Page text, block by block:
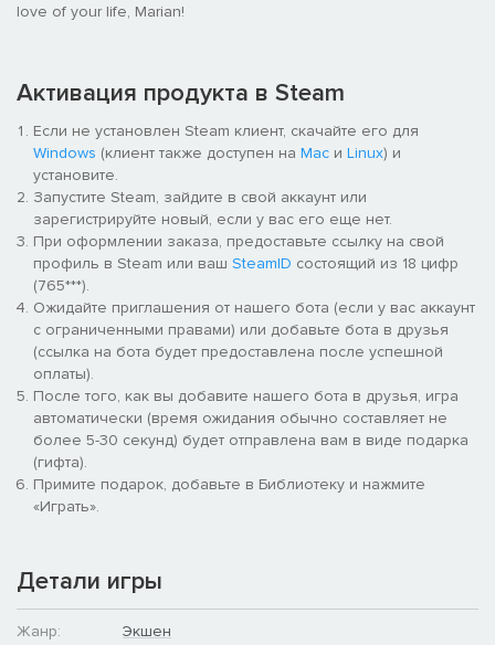
love of your life, Marian!
Активация продукта в Steam
Если не установлен Steam клиент, скачайте его для
Windows (клиент также доступен на Mac и Linux) и
установите.
Запустите Steam, зайдите в свой аккаунт или
зарегистрируйте новый, если у вас его еще нет.
При оформлении заказа, предоставьте ссылку на свой
профиль в Steam или ваш SteamID состоящий из 18 цифр
(765***).
Ожидайте приглашения от нашего бота (если у вас аккаунт
с ограниченными правами) или добавьте бота в друзья
(ссылка на бота будет предоставлена после успешной
оплаты).
После того, как вы добавите нашего бота в друзья, игра
автоматически (время ожидания обычно составляет не
более 5-30 секунд) будет отправлена вам в виде подарка
(гифта).
Примите подарок, добавьте в Библиотеку и нажмите
«Играть».
Детали игры
Жанр: Экшен